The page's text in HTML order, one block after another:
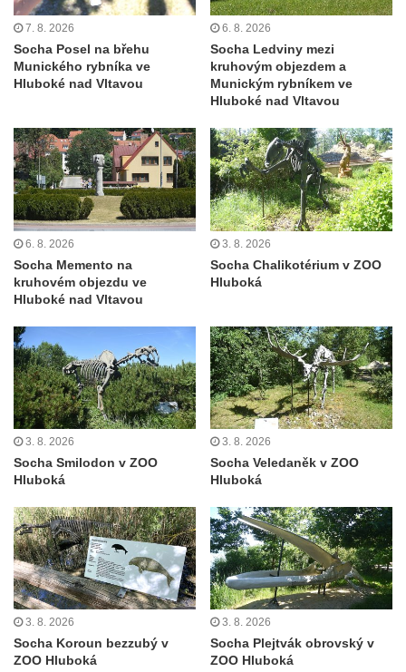
v Duchcově
Socha Flóry u pavilonu Reinerovy fresky v
Duchcově
Socha Afrodité u pavilonu Reinerovy fresky
Pamětní kámen rybníka Barbory v
Duchcově
Delfín na Sfingovém rybníku v zámeckém
parku v Duchcově
Sfinga II. na Sfingovém rybníku v
zámeckém parku v Duchcově
Sfinga I. na Sfingovém rybníku v zámeckém
parku v Duchcově
Socha Minervy na nádvoří zámku v
Duchcově
Socha Herkula se saní na nádvoří zámku v
Duchcově
Socha Herkula se lvem na nádvoří zámku v
Duchcově
Socha Marse na nádvoří zámku v
Duchcově
Socha svatého Václava u kostela
Zvěstování Panny Marie v Duchcově
Socha svatého Prokopa u kostela
Zvěstování Panny Marie v Duchcově
Socha Hoch vytahující si trn z paty v Knížecí
7. 8. 2026
Socha Posel na břehu
Munického rybníka ve
Hluboké nad Vltavou
6. 8. 2026
Socha Ledviny mezi
kruhovým objezdem a
Munickým rybníkem ve
Hluboké nad Vltavou
6. 8. 2026
Socha Memento na
kruhovém objezdu ve
Hluboké nad Vltavou
3. 8. 2026
Socha Chalikotérium v ZOO
Hluboká
3. 8. 2026
Socha Smilodon v ZOO
Hluboká
3. 8. 2026
Socha Veledaněk v ZOO
Hluboká
3. 8. 2026
Socha Koroun bezzubý v
ZOO Hluboká
3. 8. 2026
Socha Plejtvák obrovský v
ZOO Hluboká